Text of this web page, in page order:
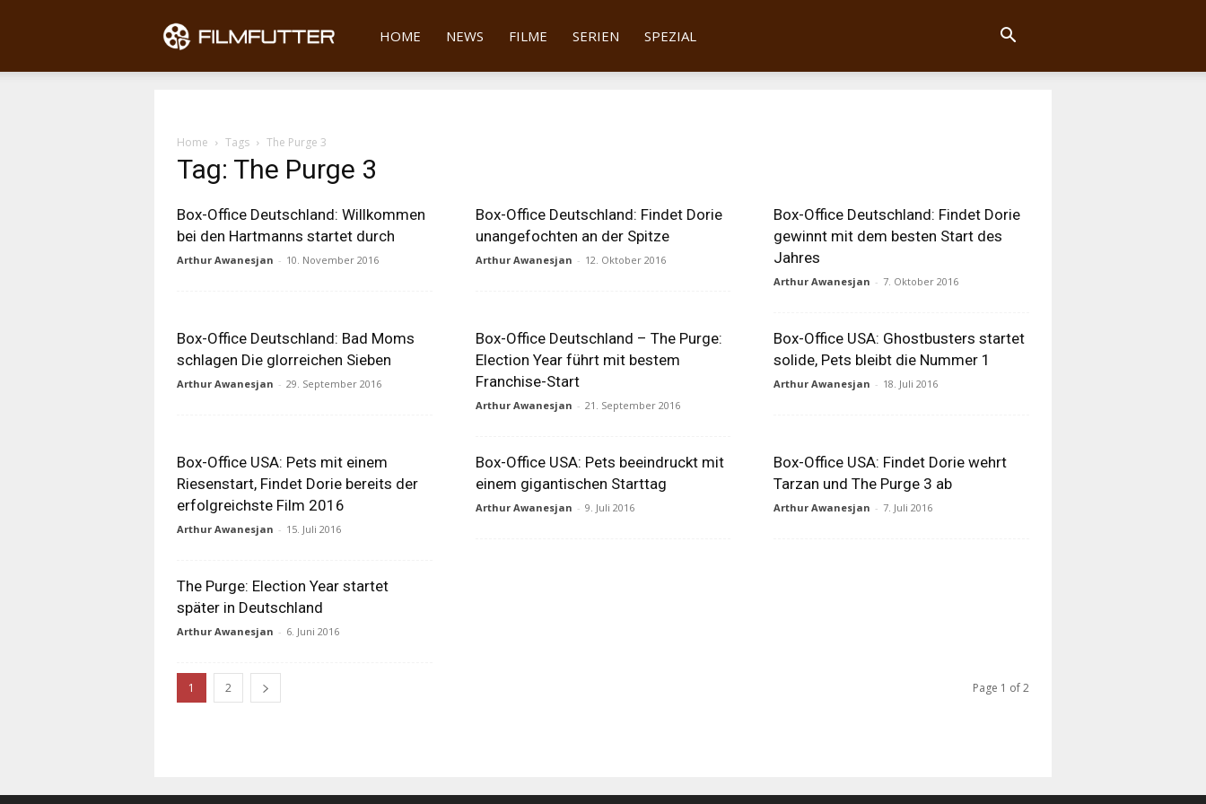
Filmfutter
HOME NEWS FILME SERIEN SPEZIAL
Home Tags The Purge 3
Tag: The Purge 3
Box-Office Deutschland: Willkommen
bei den Hartmanns startet durch
Arthur Awanesjan - 10. November 2016
Box-Office Deutschland: Findet Dorie
unangefochten an der Spitze
Arthur Awanesjan - 12. Oktober 2016
Box-Office Deutschland: Findet Dorie
gewinnt mit dem besten Start des
Jahres
Arthur Awanesjan - 7. Oktober 2016
Box-Office Deutschland: Bad Moms
schlagen Die glorreichen Sieben
Arthur Awanesjan - 29. September 2016
Box-Office Deutschland – The Purge:
Election Year führt mit bestem
Franchise-Start
Arthur Awanesjan - 21. September 2016
Box-Office USA: Ghostbusters startet
solide, Pets bleibt die Nummer 1
Arthur Awanesjan - 18. Juli 2016
Box-Office USA: Pets mit einem
Riesenstart, Findet Dorie bereits der
erfolgreichste Film 2016
Arthur Awanesjan - 15. Juli 2016
Box-Office USA: Pets beeindruckt mit
einem gigantischen Starttag
Arthur Awanesjan - 9. Juli 2016
Box-Office USA: Findet Dorie wehrt
Tarzan und The Purge 3 ab
Arthur Awanesjan - 7. Juli 2016
The Purge: Election Year startet
später in Deutschland
Arthur Awanesjan - 6. Juni 2016
1 2 Page 1 of 2